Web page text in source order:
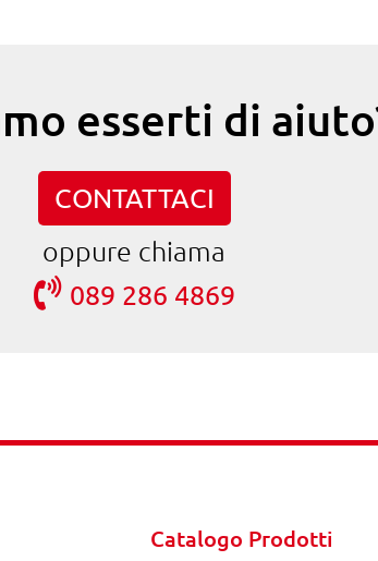
esserti di
CONTATTACI
oppure chiama
089 286 4869
Catalogo Prodotti